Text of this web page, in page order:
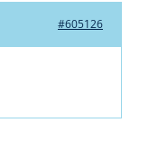
#605126